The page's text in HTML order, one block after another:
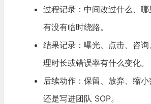
过程记录：中间改过什么、哪
有没有临时绕路。
结果记录：曝光、点击、咨
理时长或错误率有什么变化。
后续动作：保留、放弃、缩小
还是写进团队 SOP。